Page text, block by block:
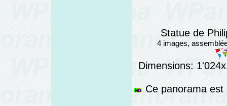
Statue de
4 images,
Dimensions:
Ce panorama est